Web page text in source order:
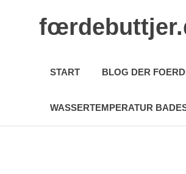
derSTART BLOG DER
WASSERTEMPERATUR